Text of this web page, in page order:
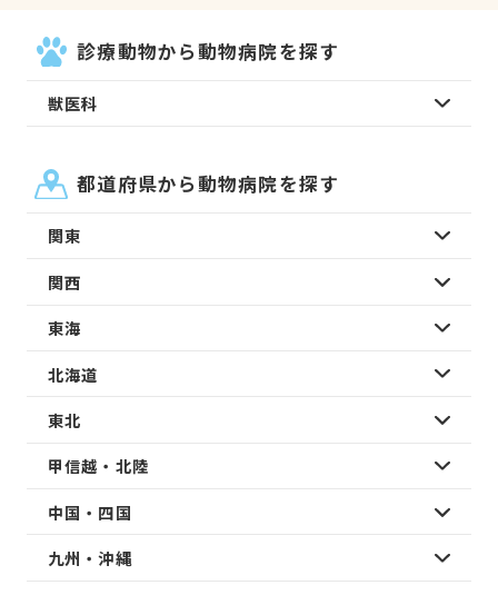
診療動物から動物病院を探す
獣医科
都道府県から動物病院を探す
関東
関西
東海
北海道
東北
甲信越・北陸
中国・四国
九州・沖縄